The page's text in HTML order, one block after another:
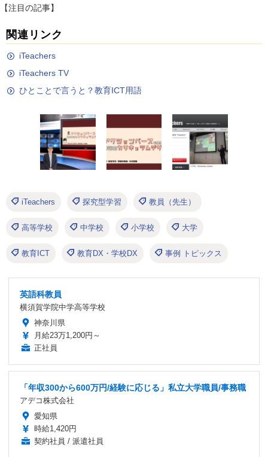
【注目の記事】
関連リンク
iTeachers
iTeachers TV
ひとことで言うと？教育ICT用語
iTeachers 探究型学習 教員（先生）
高等学校 中学校 小学校 大学
教育ICT 教育DX・学校DX 事例 トピックス
英語科教員
横須賀学院中学高等学校
神奈川県
月給23万1,200円～
正社員
「年収300から600万円/経験に応じる」私立大学職員/事務職
アデコ株式会社
愛知県
時給1,420円
契約社員 / 派遣社員